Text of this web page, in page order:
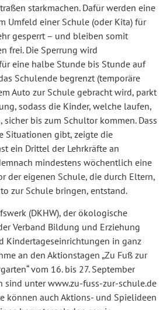
starkmachen. Dafür werden eine
Umfeld einer Schule (oder Kita) für
gesperrt – und bleiben somit
frei. Die Sperrung wird
eine halbe Stunde bis Stunde auf
Schulende begrenzt (temporäre
Auto zur Schule gebracht wird, parkt
sodass die Kinder, welche laufen,
bis zum Schultor kommen. Dass
Situationen gibt, zeigte die
ein Drittel der Lehrkräfte an
mindestens wöchentlich eine
der eigenen Schule, die durch Eltern,
zur Schule bringen, entstand.
(DKHW), der ökologische
Verband Bildung und Erziehung
Kindertageseinrichtungen in ganz
an den Aktionstagen „Zu Fuß zur
vom 16. bis 27. September
sind unter www.zu-fuss-zur-schule.de
können auch Aktions- und Spielideen